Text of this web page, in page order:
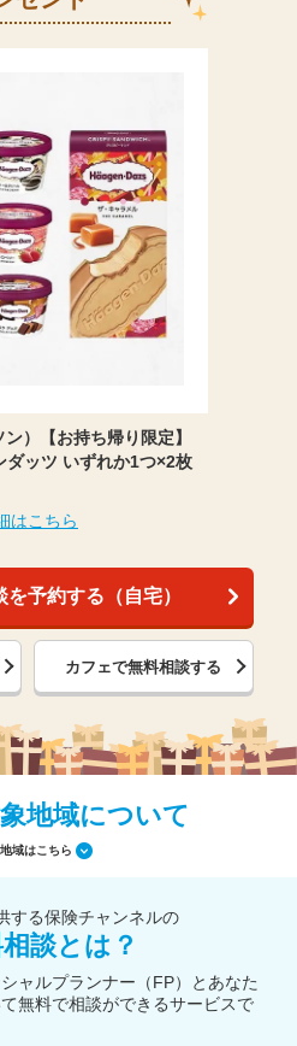
）【お持ち帰り限定】
ダッツ いずれか1つ×2枚
はこちら
予約する（自宅）
カフェで無料相談する
地域について
域はこちら
する保険チャンネルの
談とは？
ャルプランナー（FP）とあなた
無料で相談ができるサービスで